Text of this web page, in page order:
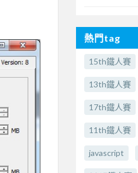
熱門tag
15th鐵人賽
13th鐵人賽
17th鐵人賽
11th鐵人賽
javascript